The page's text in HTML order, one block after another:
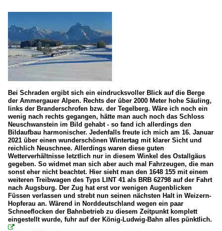
Bei Schraden ergibt sich ein eindrucksvoller Blick auf die Berge
der Ammergauer Alpen. Rechts der über 2000 Meter hohe Säuling,
links der Branderschrofen bzw. der Tegelberg. Wäre ich noch ein
wenig nach rechts gegangen, hätte man auch noch das Schloss
Neuschwanstein im Bild gehabt - so fand ich allerdings den
Bildaufbau harmonischer. Jedenfalls freute ich mich am 16. Januar
2021 über einen wunderschönen Wintertag mit klarer Sicht und
reichlich Neuschnee. Allerdings waren diese guten
Wetterverhältnisse letztlich nur in diesem Winkel des Ostallgäus
gegeben. So widmet man sich aber auch mal Fahrzeugen, die man
sonst eher nicht beachtet. Hier sieht man den 1648 155 mit einem
weiteren Treibwagen des Typs LINT 41 als BRB 62798 auf der Fahrt
nach Augsburg. Der Zug hat erst vor wenigen Augenblicken
Füssen verlassen und strebt nun seinen nächsten Halt in Weizern-
Hopferau an. Wärend in Norddeutschland wegen ein paar
Schneeflocken der Bahnbetrieb zu diesem Zeitpunkt komplett
eingestellt wurde, fuhr auf der König-Ludwig-Bahn alles pünktlich.
